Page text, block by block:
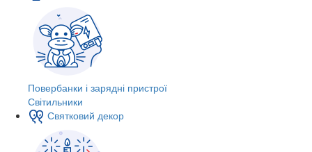
Повербанки і зарядні пристрої
Світильники
Святковий декор